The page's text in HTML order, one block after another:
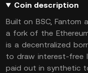
Coin description
Built on BSC, Fantom
a fork of the
is a decentralized
to draw interest-free
paid out in synthetic